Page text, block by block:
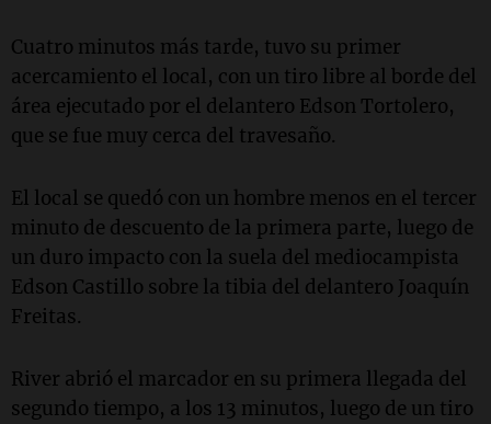
Cuatro minutos más tarde, tuvo su primer
acercamiento el local, con un tiro libre al borde del
área ejecutado por el delantero Edson Tortolero,
que se fue muy cerca del travesaño.
El local se quedó con un hombre menos en el tercer
minuto de descuento de la primera parte, luego de
un duro impacto con la suela del mediocampista
Edson Castillo sobre la tibia del delantero Joaquín
Freitas.
River abrió el marcador en su primera llegada del
segundo tiempo, a los 13 minutos, luego de un tiro